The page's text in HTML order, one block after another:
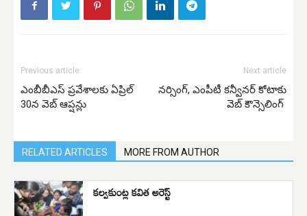
Previous article
ఎంబీబీఎస్ ప్ర‌వేశాల‌కు ఏప్రిల్
30న వెబ్ ఆప్షన్లు
Next article
నర్సింగ్, ఎంపీటీ కన్వీనర్‌ కోటాకు
వెబ్ కౌన్సెలింగ్‌
RELATED ARTICLES MORE FROM AUTHOR
కల్వకుంట్ల కవిత అరెస్ట్